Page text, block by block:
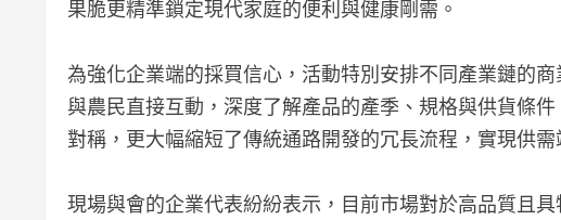
果脆更精準鎖定現代家庭的便利與健康剛需。
為強化企業端的採買信心，活動特別安排不同產業鏈的
與農民直接互動，深度了解產品的產季、規格與供貨條
對稱，更大幅縮短了傳統通路開發的冗長流程，實現供需
現場與會的企業代表紛紛表示，目前市場對於高品質且